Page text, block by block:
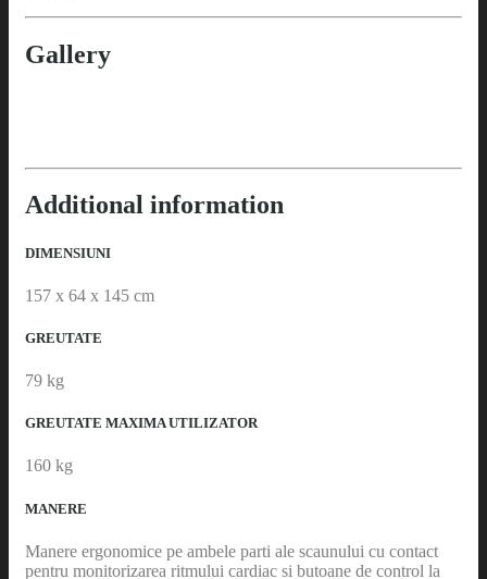
Gallery
Additional information
DIMENSIUNI
157 x 64 x 145 cm
GREUTATE
79 kg
GREUTATE MAXIMA UTILIZATOR
160 kg
MANERE
Manere ergonomice pe ambele parti ale scaunului cu contact
pentru monitorizarea ritmului cardiac si butoane de control la